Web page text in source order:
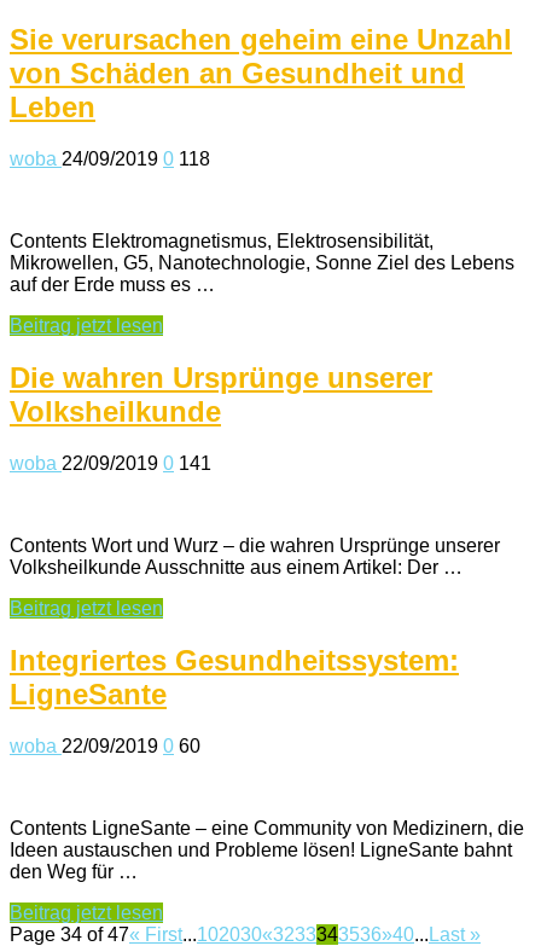
Sie verursachen geheim eine Unzahl
von Schäden an Gesundheit und
Leben
woba 24/09/2019 0 118
Contents Elektromagnetismus, Elektrosensibilität,
Mikrowellen, G5, Nanotechnologie, Sonne Ziel des Lebens
auf der Erde muss es …
Beitrag jetzt lesen
Die wahren Ursprünge unserer
Volksheilkunde
woba 22/09/2019 0 141
Contents Wort und Wurz – die wahren Ursprünge unserer
Volksheilkunde Ausschnitte aus einem Artikel: Der …
Beitrag jetzt lesen
Integriertes Gesundheitssystem:
LigneSante
woba 22/09/2019 0 60
Contents LigneSante – eine Community von Medizinern, die
Ideen austauschen und Probleme lösen! LigneSante bahnt
den Weg für …
Beitrag jetzt lesen
Page 34 of 47« First...102030«3233343536»40... Last »